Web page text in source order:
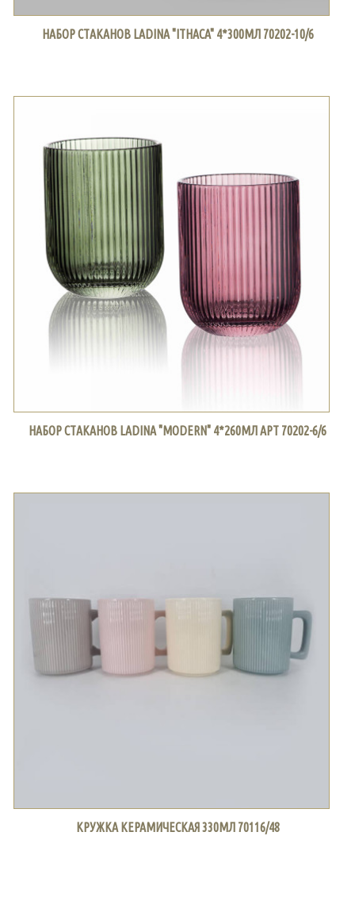
НАБОР СТАКАНОВ LADINA "ITHACA" 4*300МЛ 70202-10/6
НАБОР СТАКАНОВ LADINA "MODERN" 4*260МЛ АРТ 70202-6/6
КРУЖКА КЕРАМИЧЕСКАЯ 330МЛ 70116/48